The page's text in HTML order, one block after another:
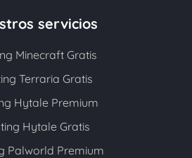
servicios
Minecraft Gratis
Terraria Gratis
Hytale Premium
Hytale Gratis
Palworld Premium